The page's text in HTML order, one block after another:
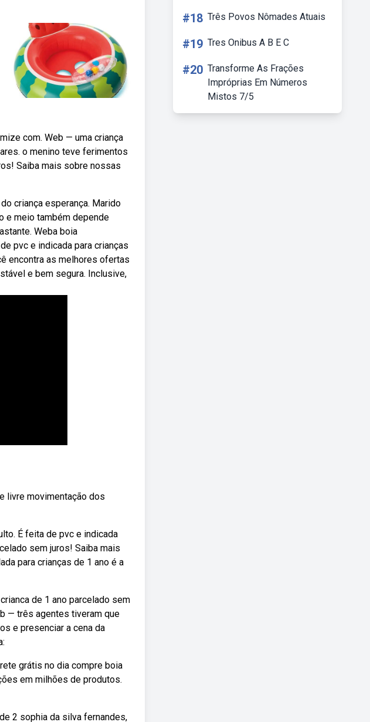
com. Web — uma criança
o menino teve ferimentos
Saiba mais sobre nossas
criança esperança. Marido
e meio também depende
Weba boia
pvc e indicada para crianças
encontra as melhores ofertas
e bem segura. Inclusive,
livre movimentação dos
É feita de pvc e indicada
sem juros! Saiba mais
para crianças de 1 ano é a
de 1 ano parcelado sem
— três agentes tiveram que
e presenciar a cena da
grátis no dia compre boia
em milhões de produtos.
2 sophia da silva fernandes,
#18 Três Povos Nômades Atuais
#19 Tres Onibus A B E C
#20 Transforme As Frações
Impróprias Em Números
Mistos 7/5